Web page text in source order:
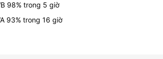
98% trong 5 giờ
93% trong 16 giờ